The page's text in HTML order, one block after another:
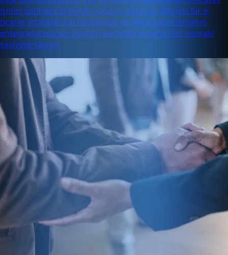
işinizi optimize etmenin yollarını öğrenin. Başarılı bir e-
ticaret stratejisi için muhasebe ve dijital pazarlamanın
entegrasyonunun gücünü keşfedin ve işinizi bir sonraki
seviyeye taşıyın.